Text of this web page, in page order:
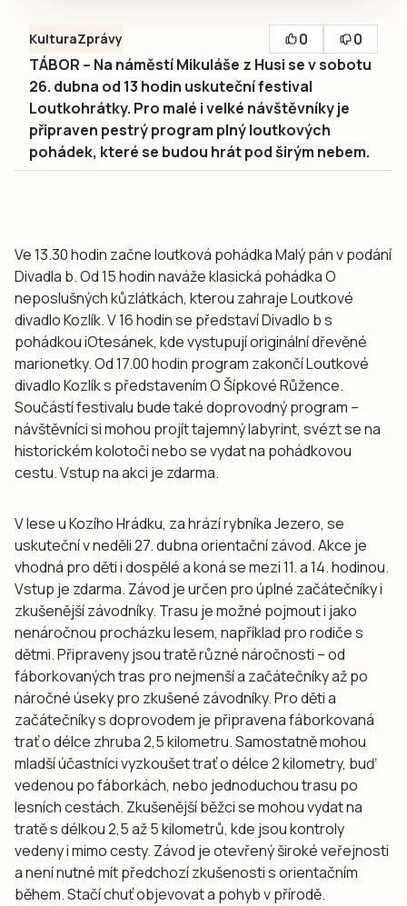
KulturaZprávy 0
0
TÁBOR – Na náměstí Mikuláše z Husi se v sobotu
26. dubna od 13 hodin uskuteční festival
Loutkohrátky. Pro malé i velké návštěvníky je
připraven pestrý program plný loutkových
pohádek, které se budou hrát pod širým nebem.
Ve 13.30 hodin začne loutková pohádka Malý pán v podání
Divadla b. Od 15 hodin naváže klasická pohádka O
neposlušných kůzlátkách, kterou zahraje Loutkové
divadlo Kozlík. V 16 hodin se představí Divadlo b s
pohádkou iOtesánek, kde vystupují originální dřevěné
marionetky. Od 17.00 hodin program zakončí Loutkové
divadlo Kozlík s představením O Šípkové Růžence.
Součástí festivalu bude také doprovodný program –
návštěvníci si mohou projít tajemný labyrint, svézt se na
historickém kolotoči nebo se vydat na pohádkovou
cestu. Vstup na akci je zdarma.
V lese u Kozího Hrádku, za hrází rybníka Jezero, se
uskuteční v neděli 27. dubna orientační závod. Akce je
vhodná pro děti i dospělé a koná se mezi 11. a 14. hodinou.
Vstup je zdarma. Závod je určen pro úplné začátečníky i
zkušenější závodníky. Trasu je možné pojmout i jako
nenáročnou procházku lesem, například pro rodiče s
dětmi. Připraveny jsou tratě různé náročnosti – od
fáborkovaných tras pro nejmenší a začátečníky až po
náročné úseky pro zkušené závodníky. Pro děti a
začátečníky s doprovodem je připravena fáborkovaná
trať o délce zhruba 2,5 kilometru. Samostatně mohou
mladší účastníci vyzkoušet trať o délce 2 kilometry, buď
vedenou po fáborkách, nebo jednoduchou trasu po
lesních cestách. Zkušenější běžci se mohou vydat na
tratě s délkou 2,5 až 5 kilometrů, kde jsou kontroly
vedeny i mimo cesty. Závod je otevřený široké veřejnosti
a není nutné mít předchozí zkušenosti s orientačním
během. Stačí chuť objevovat a pohyb v přírodě.